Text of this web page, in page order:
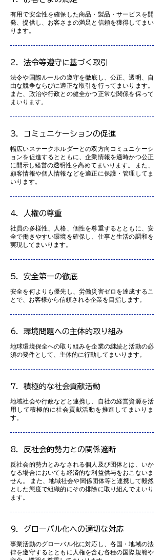
有用で安全性を確保した商品・製品・サービスを開
発、提供し、お客さまの満足と信頼を獲得してまい
ります。
2．法令等遵守に基づく取引
法令や国際ルールの遵守を徹底し、公正、透明、自
由な競争ならびに適正な取引を行ってまいります。
また、政治や行政との健全かつ正常な関係を保って
まいります。
3．コミュニケーションの促進
幅広いステークホルダーとの双方向コミュニケーシ
ョンを促進するとともに、企業情報を適時かつ公正
に開示し経営の透明性を高めてまいります。 また、
顧客情報や個人情報などを適正に保護・管理してま
いります。
4．人権の尊重
社員の多様性、人格、個性を尊重するとともに、安
全で働きやすい環境を確保し、仕事と生活の調和を
実現してまいります。
5．安全第一の徹底
安全を何よりも優先し、労働災害ゼロを達成するこ
とで、お客様から信頼される企業を目指します。
6．環境問題への主体的取り組み
地球環境保全への取り組みを企業の継続と活動の必
須の要件として、主体的に行動してまいります。
7．積極的な社会貢献活動
地域社会や行政などと連携し、自社の経営資源を活
用して積極的に社会貢献活動を推進してまいりま
す。
8．反社会的勢力との関係遮断
反社会的勢力とみなされる個人及び団体とは、いか
なる場合においても経済的な利益供与をおこないま
せん。 また、地域社会や関係団体等と連携して毅然
とした態度で組織的にその排除に取り組んでまいり
ます。
9．グローバル化への適切な対応
事業活動のグローバル化に対応し、各国・地域の法
律を遵守するとともに人権を含む各種の国際規範や